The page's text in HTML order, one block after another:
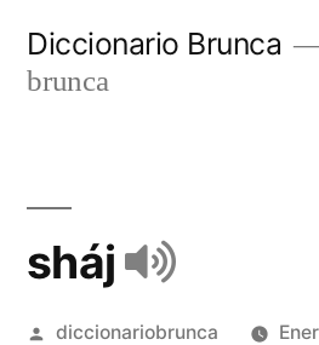
Diccionario Brunca
brunca
sháj
diccionariobrunca